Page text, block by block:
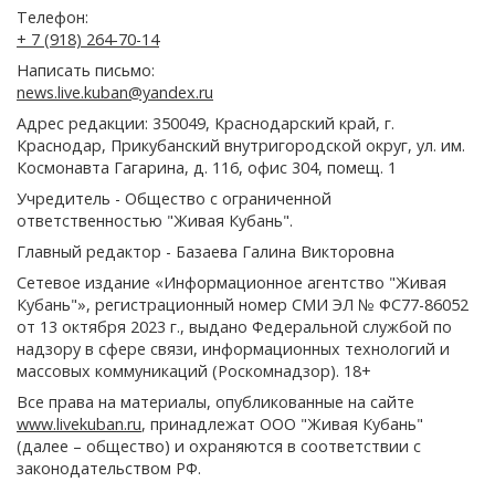
Телефон:
+ 7 (918) 264-70-14
Написать письмо:
news.live.kuban@yandex.ru
Адрес редакции: 350049, Краснодарский край, г.
Краснодар, Прикубанский внутригородской округ, ул. им.
Космонавта Гагарина, д. 116, офис 304, помещ. 1
Учредитель - Общество с ограниченной
ответственностью "Живая Кубань".
Главный редактор - Базаева Галина Викторовна
Сетевое издание «Информационное агентство "Живая
Кубань"», регистрационный номер СМИ ЭЛ № ФС77-86052
от 13 октября 2023 г., выдано Федеральной службой по
надзору в сфере связи, информационных технологий и
массовых коммуникаций (Роскомнадзор). 18+
Все права на материалы, опубликованные на сайте
www.livekuban.ru, принадлежат ООО "Живая Кубань"
(далее – общество) и охраняются в соответствии с
законодательством РФ.